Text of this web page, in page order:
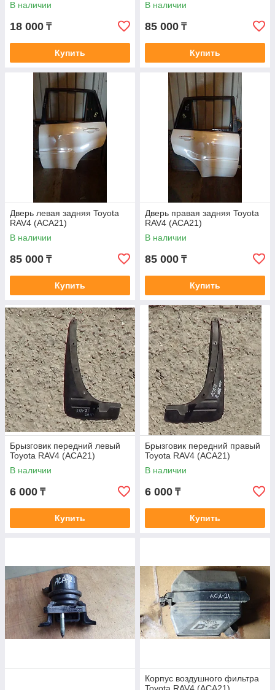
В наличии
18 000 ₸
Купить
В наличии
85 000 ₸
Купить
Дверь левая задняя Toyota
RAV4 (ACA21)
В наличии
85 000 ₸
Купить
Дверь правая задняя Toyota
RAV4 (ACA21)
В наличии
85 000 ₸
Купить
Брызговик передний левый
Toyota RAV4 (ACA21)
В наличии
6 000 ₸
Купить
Брызговик передний правый
Toyota RAV4 (ACA21)
В наличии
6 000 ₸
Купить
Корпус воздушного фильтра
Toyota RAV4 (ACA21)